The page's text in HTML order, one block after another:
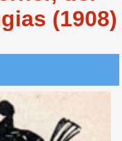
(1908)